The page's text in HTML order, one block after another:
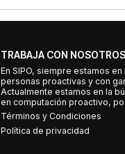
TRABAJA CON NOSOTROS
En SIPO, siempre estamos
personas proactivas y con
Actualmente estamos en la
en computación proactivo,
Términos y Condiciones
Política de privacidad